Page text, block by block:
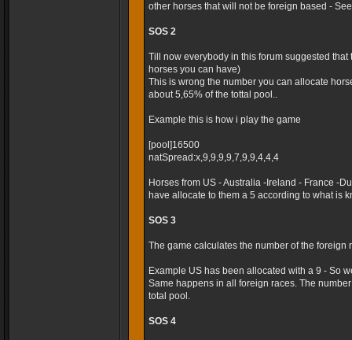
other horses that will not be foreign based -
SOS 2
Till now everybody in this forum suggested
horses you can have)
This is wrong the number you can allocate
about 5,65% of the tottal pool..
Example this is how i play the game
[pool]16500
natSpread:x,9,9,9,9,7,9,9,4,4,4
Horses from US - Australia -Ireland - France -
have allocate to them a 5 according to what is
SOS 3
The game calculates the number of the foreign
Example US has been allocated with a 9 - So
Same happens in all foreign races. The
total pool.
SOS 4